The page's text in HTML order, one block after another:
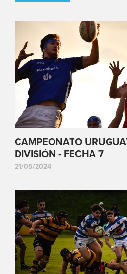
CAMPEONATO
DIVISIÓN - FECHA 7
21/05/2024